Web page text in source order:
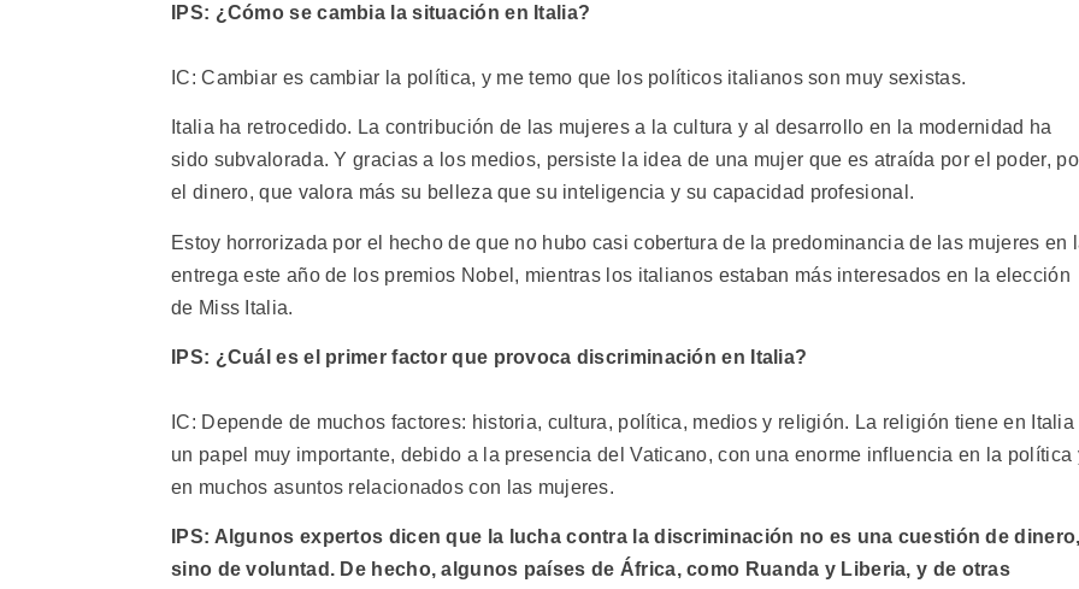
IPS: ¿Cómo se cambia la situación en Italia?
IC: Cambiar es cambiar la política, y me temo que los políticos italianos son muy sexistas.
Italia ha retrocedido. La contribución de las mujeres a la cultura y al desarrollo en la modernidad ha
sido subvalorada. Y gracias a los medios, persiste la idea de una mujer que es atraída por el poder,
el dinero, que valora más su belleza que su inteligencia y su capacidad profesional.
Estoy horrorizada por el hecho de que no hubo casi cobertura de la predominancia de las mujeres en
entrega este año de los premios Nobel, mientras los italianos estaban más interesados en la elección
de Miss Italia.
IPS: ¿Cuál es el primer factor que provoca discriminación en Italia?
IC: Depende de muchos factores: historia, cultura, política, medios y religión. La religión tiene en Italia
un papel muy importante, debido a la presencia del Vaticano, con una enorme influencia en la política
en muchos asuntos relacionados con las mujeres.
IPS: Algunos expertos dicen que la lucha contra la discriminación no es una cuestión de
sino de voluntad. De hecho, algunos países de África, como Ruanda y Liberia, y de otras